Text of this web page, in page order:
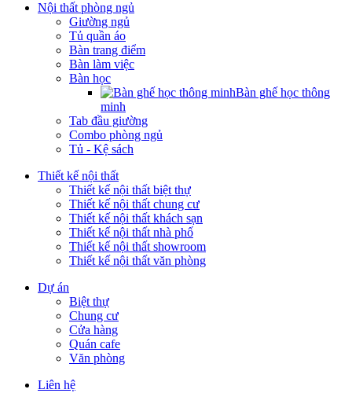
Nội thất phòng ngủ
Giường ngủ
Tủ quần áo
Bàn trang điểm
Bàn làm việc
Bàn học
Bàn ghế học thông
minh
Tab đầu giường
Combo phòng ngủ
Tủ - Kệ sách
Thiết kế nội thất
Thiết kế nội thất biệt thự
Thiết kế nội thất chung cư
Thiết kế nội thất khách sạn
Thiết kế nội thất nhà phố
Thiết kế nội thất showroom
Thiết kế nội thất văn phòng
Dự án
Biệt thự
Chung cư
Cửa hàng
Quán cafe
Văn phòng
Liên hệ